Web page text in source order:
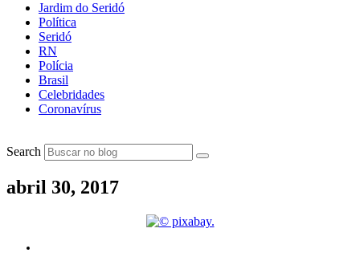
Jardim do Seridó
Política
Seridó
RN
Polícia
Brasil
Celebridades
Coronavírus
Search
abril 30, 2017